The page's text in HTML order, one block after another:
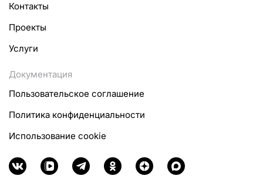
Контакты
Проекты
Услуги
Документация
Пользовательское соглашение
Политика конфиденциальности
Использование cookie